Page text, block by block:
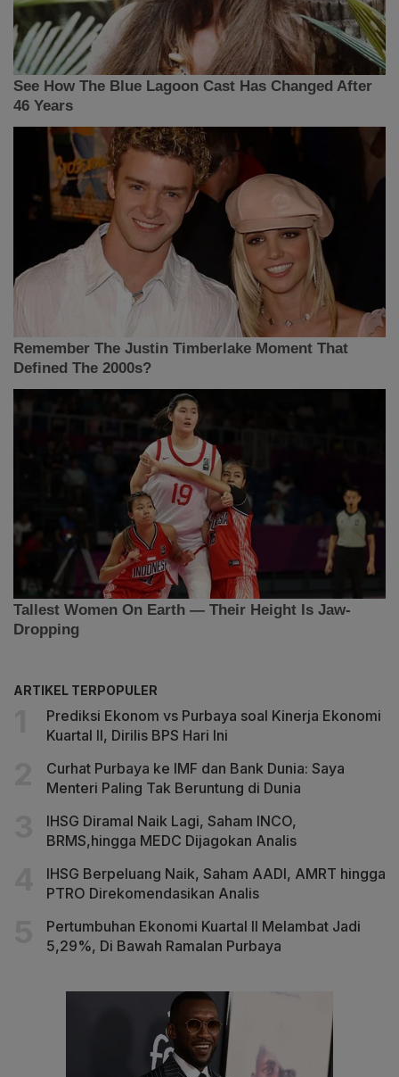
ARTIKEL TERPOPULER
Prediksi Ekonom vs Purbaya soal Kinerja Ekonomi
Kuartal II, Dirilis BPS Hari Ini
Curhat Purbaya ke IMF dan Bank Dunia: Saya
Menteri Paling Tak Beruntung di Dunia
IHSG Diramal Naik Lagi, Saham INCO,
BRMS,hingga MEDC Dijagokan Analis
IHSG Berpeluang Naik, Saham AADI, AMRT hingga
PTRO Direkomendasikan Analis
Pertumbuhan Ekonomi Kuartal II Melambat Jadi
5,29%, Di Bawah Ramalan Purbaya